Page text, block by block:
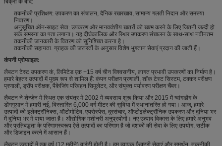
बिक्री के बाद:
तकनीकी प्रशिक्षण: उपकरण का संचालन, दैनिक रखरखाव, सामान्य गलती निदान और समस्या
निवारण।
अनुसूचित ऑन-साइट सेवा: उपकरण और मानववंशीय खतरों को खत्म करने के लिए जितनी जल्दी हो
सके समस्या का पता लगाना। यह दीर्घकालिक और स्थिर उपकरण संचालन के साथ-साथ नवीनतम
तकनीकी जानकारी के वितरण को सुनिश्चित करना है।
तकनीकी सहायता: ग्राहक की जरूरतों के अनुसार विशेष भुगतान सेवाएं प्रदान की जाती हैं।
कंपनी प्रोफाइल:
लैबटन टेस्ट उपकरण कं, लिमिटेड एक +15 वर्ष चीन विश्वसनीय, लागत प्रभावी उपकरणों का निर्माण है।
हमारे बेहतर उत्पादों में मुख्य रूप से शामिल हैं: कंपन परीक्षण प्रणाली, शॉक टेस्ट सिस्टम, टक्कर परीक्षण
प्रणाली, ड्रॉप परीक्षक, पैकेजिंग परिवहन सिमुलेटर, और संयुक्त पर्यावरण परीक्षण चैंबर।
लैबटन ने शेन्ज़ेन में स्थित एक संयंत्र में 2002 में व्यवसाय शुरू किया और 2015 में ग्वांगडोंग के
डोंगगुआन में हमारी नई, विस्तारित 6,000 वर्ग मीटर की सुविधा में स्थानांतरित हो गया। आज, हमारे
उत्पादों को इलेक्ट्रॉनिक्स, ऑटोमोटिव, एयरोस्पेस, दूरसंचार, ऑप्टोइलेक्ट्रॉनिक उपकरण और दुनिया भर
में दुनिया भर में पाया जाता है। औद्योगिक मशीनरी अनुप्रयोगों। नए उत्पाद विकास के लिए हमारे अनुभव
और प्रतिबद्धता के परिणामस्वरूप ऐसे उत्पादों का परिणाम है जो दशकों की सेवा के लिए उपयोग, सटीक
और डिजाइन करने में आसान हैं।
लैबटन उत्पादों में एक वर्ष (12 महीने) वारंटी होती है। हम व्यापक फैक्ट्री सेवाएं और समर्थन, तकनीकी